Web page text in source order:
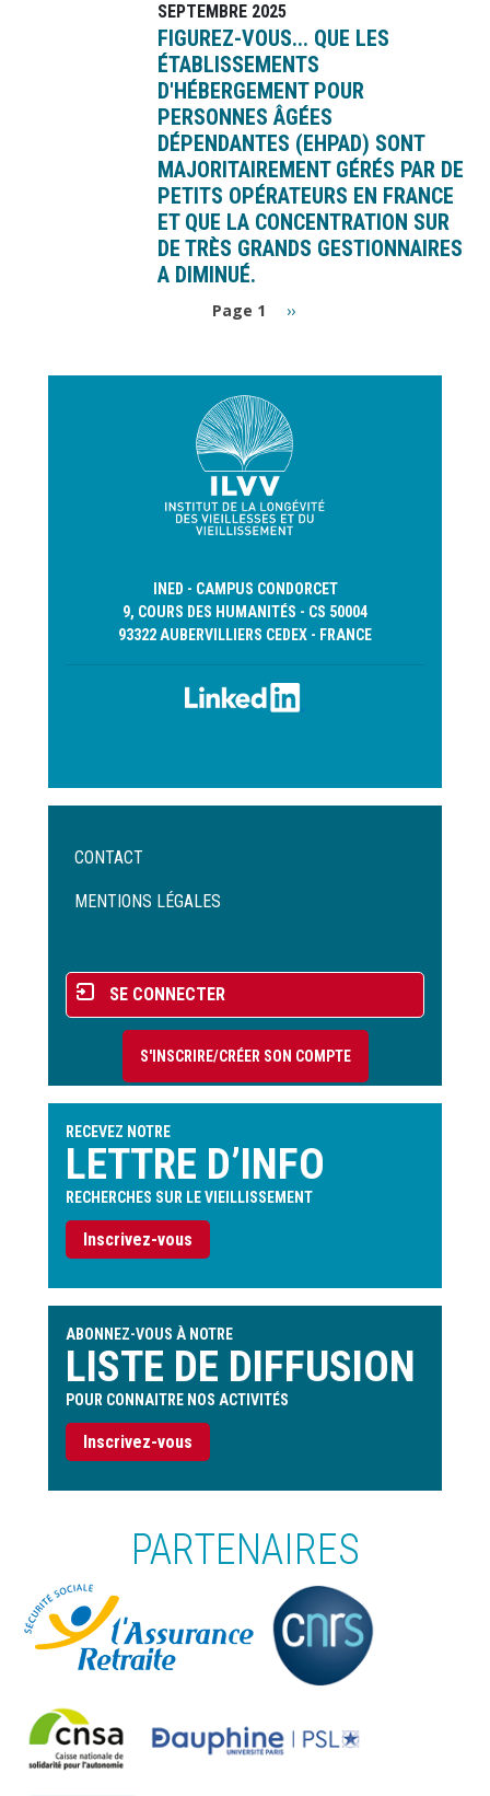
SEPTEMBRE 2025
FIGUREZ-VOUS... QUE LES
ÉTABLISSEMENTS
D'HÉBERGEMENT POUR
PERSONNES ÂGÉES
DÉPENDANTES (EHPAD) SONT
MAJORITAIREMENT GÉRÉS PAR DE
PETITS OPÉRATEURS EN FRANCE
ET QUE LA CONCENTRATION SUR
DE TRÈS GRANDS GESTIONNAIRES
A DIMINUÉ.
Page 1
Page
››
INED - CAMPUS CONDORCET
9, COURS DES HUMANITÉS - CS 50004
93322 AUBERVILLIERS CEDEX - FRANCE
Menu
de
CONTACT
MENTIONS LÉGALES
Menu
du
compte
l'utilisateur
SE CONNECTER
S'INSCRIRE/CRÉER SON COMPTE
RECEVEZ NOTRE
LETTRE D’INFO
RECHERCHES SUR LE VIEILLISSEMENT
Inscrivez-vous
ABONNEZ-VOUS À NOTRE
LISTE DE DIFFUSION
POUR CONNAITRE NOS ACTIVITÉS
Inscrivez-vous
PARTENAIRES